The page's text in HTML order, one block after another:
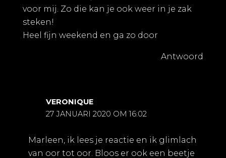
voor mij. Zo die kan je ook weer in je zak
steken!
Heel fijn weekend en ga zo door
Antwoord
VERONIQUE
27 JANUARI 2020 OM 16:02
Marleen, ik lees je reactie en ik glimlach
van oor tot oor. Bloos er ook een beetje